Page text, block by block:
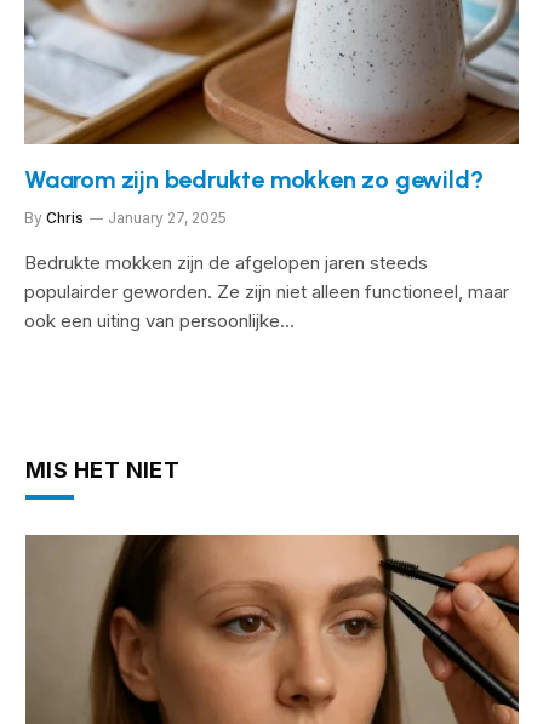
Waarom zijn bedrukte mokken zo gewild?
By Chris January 27, 2025
Bedrukte mokken zijn de afgelopen jaren steeds
populairder geworden. Ze zijn niet alleen functioneel, maar
ook een uiting van persoonlijke…
MIS HET NIET